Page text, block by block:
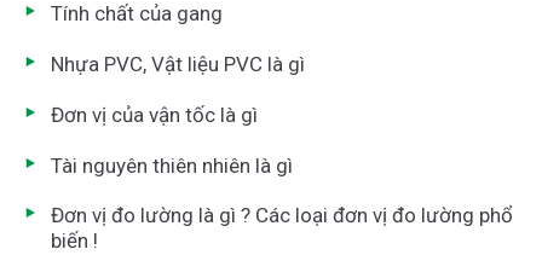
Tính chất của gang
Nhựa PVC, Vật liệu PVC là gì
Đơn vị của vận tốc là gì
Tài nguyên thiên nhiên là gì
Đơn vị đo lường là gì ? Các loại đơn vị đo lường phổ
biến !